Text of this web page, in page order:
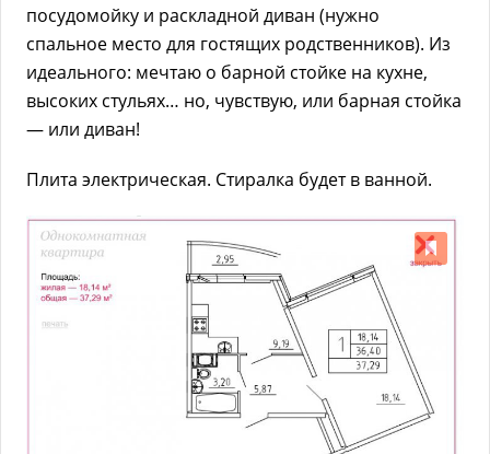
посудомойку и раскладной диван (нужно
спальное место для гостящих родственников). Из
идеального: мечтаю о барной стойке на кухне,
высоких стульях… но, чувствую, или барная стойка
— или диван!
Плита электрическая. Стиралка будет в ванной.